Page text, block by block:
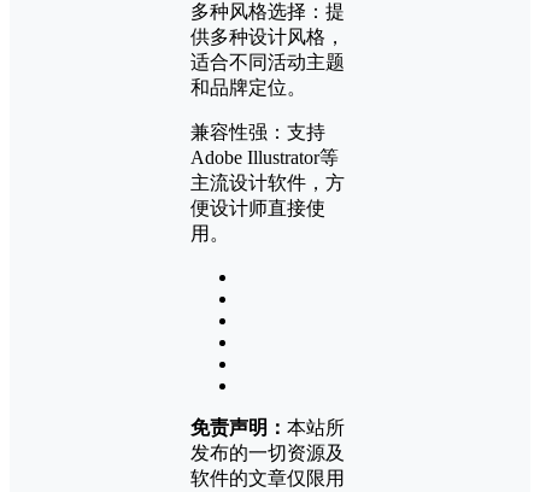
多种风格选择：提
供多种设计风格，
适合不同活动主题
和品牌定位。
兼容性强：支持
Adobe Illustrator等
主流设计软件，方
便设计师直接使
用。
免责声明： 本站所
发布的一切资源及
软件的文章仅限用